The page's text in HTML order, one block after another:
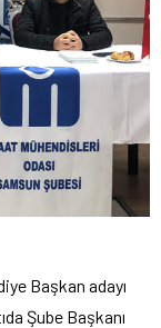
Başkan adayı
Şube Başkanı